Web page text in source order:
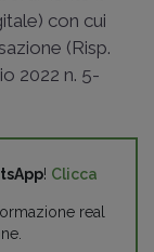
con cui
(Risp.
2022 n. 5-
! Clicca
real